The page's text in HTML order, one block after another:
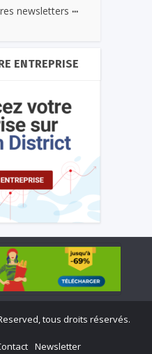
newsletters ...
ENTREPRISE
tous droits réservés.
Newsletter